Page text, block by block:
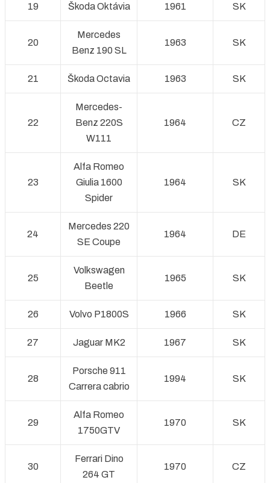
19 Škoda Oktávia 1961 SK
20
Mercedes
Benz 190 SL
1963 SK
21 Škoda Octavia 1963 SK
22
Mercedes-
Benz 220S
W111
1964 CZ
23
Alfa Romeo
Giulia 1600
Spider
1964 SK
24
Mercedes 220
SE Coupe
1964 DE
25
Volkswagen
Beetle
1965 SK
26 Volvo P1800S 1966 SK
27 Jaguar MK2 1967 SK
28
Porsche 911
Carrera cabrio
1994 SK
29
Alfa Romeo
1750GTV
1970 SK
30
Ferrari Dino
264 GT
1970 CZ